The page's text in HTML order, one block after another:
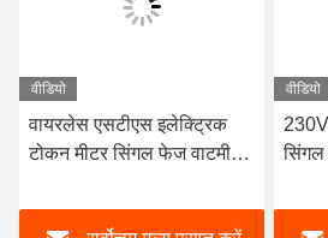
वीडियो
वायरलेस एसटीएस इलेक्ट्रिक
टोकन मीटर सिंगल फेज वाटमीटर
वीडियो
सिंगल